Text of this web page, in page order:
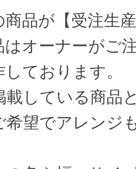
商品が【受注生
はオーナーがご
ております。
載している商品
希望でアレンジ